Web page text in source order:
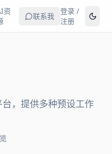
资
联系我
登录 /
注册
，提供多种预设工作